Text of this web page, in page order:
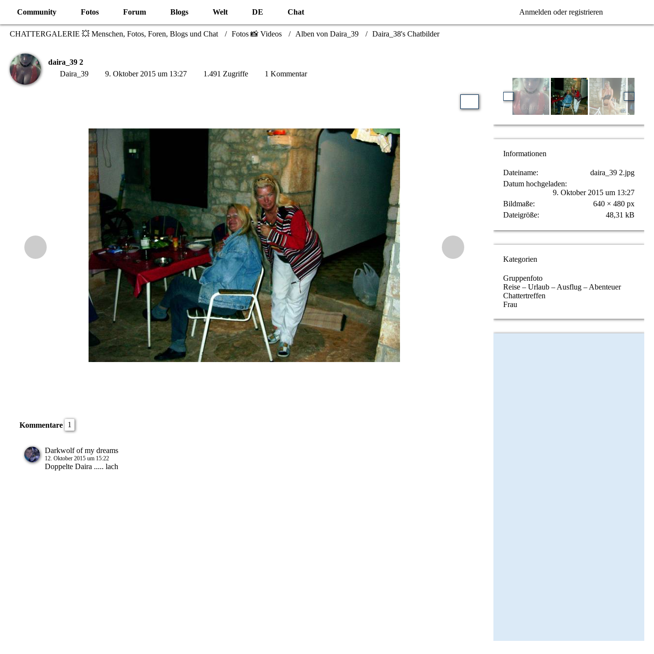
Community Fotos Forum Blogs Welt DE Chat Anmelden oder registrieren
CHATTERGALERIE 💥 Menschen, Fotos, Foren, Blogs und Chat Fotos 📸 Videos Alben von Daira_39 Daira_38's Chatbilder
daira_39 2
Daira_39
9. Oktober 2015 um 13:27 1.491 Zugriffe 1 Kommentar
Kommentare 1
Darkwolf of my dreams
12. Oktober 2015 um 15:22
Doppelte Daira ..... lach
Informationen
Dateiname
daira_39 2.jpg
Datum hochgeladen
9. Oktober 2015 um 13:27
Bildmaße
640 × 480 px
Dateigröße
48,31 kB
Kategorien
Gruppenfoto
Reise – Urlaub – Ausflug – Abenteuer
Chattertreffen
Frau